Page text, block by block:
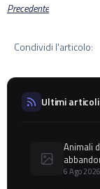
Precedente
Condividi l'articolo:
Ultimi articoli
Animali
6 Ago 2026